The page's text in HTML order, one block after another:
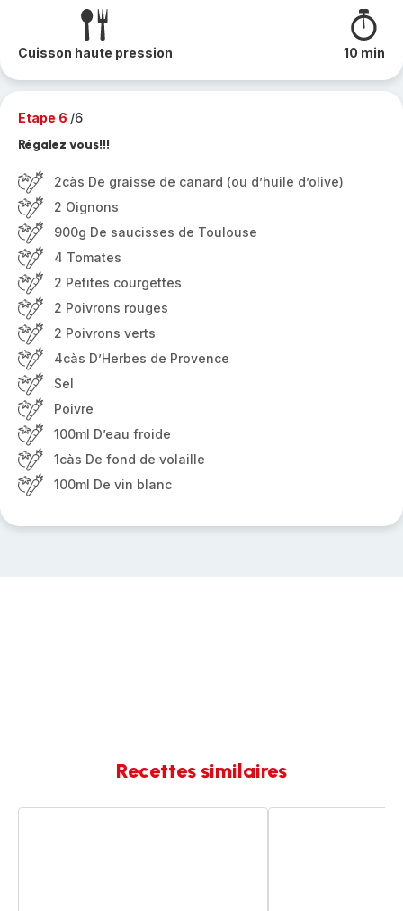
Cuisson haute pression 10 min
Etape 6 /6
Régalez vous!!!
2càs De graisse de canard (ou d’huile d’olive)
2 Oignons
900g De saucisses de Toulouse
4 Tomates
2 Petites courgettes
2 Poivrons rouges
2 Poivrons verts
4càs D’Herbes de Provence
Sel
Poivre
100ml D’eau froide
1càs De fond de volaille
100ml De vin blanc
Recettes similaires